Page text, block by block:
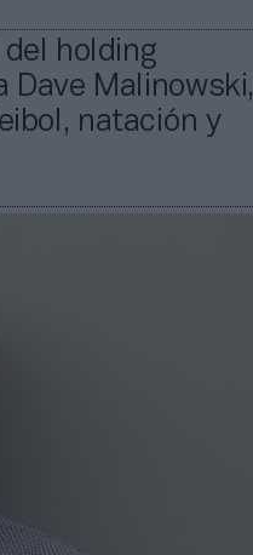
holding
Dave Malinowski,
natación y